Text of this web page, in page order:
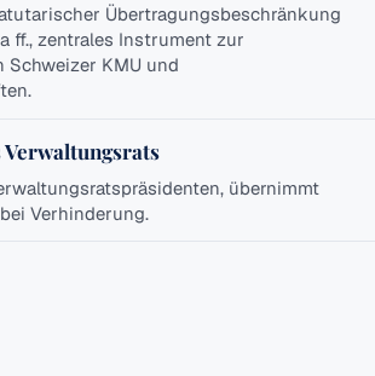
Übertragungsbeschränkung
ff., zentrales Instrument zur
KMU und
übernimmt
Verhinderung.